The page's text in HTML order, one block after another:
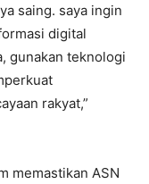
saing. saya ingin
digital
gunakan teknologi
rakyat,”
memastikan ASN